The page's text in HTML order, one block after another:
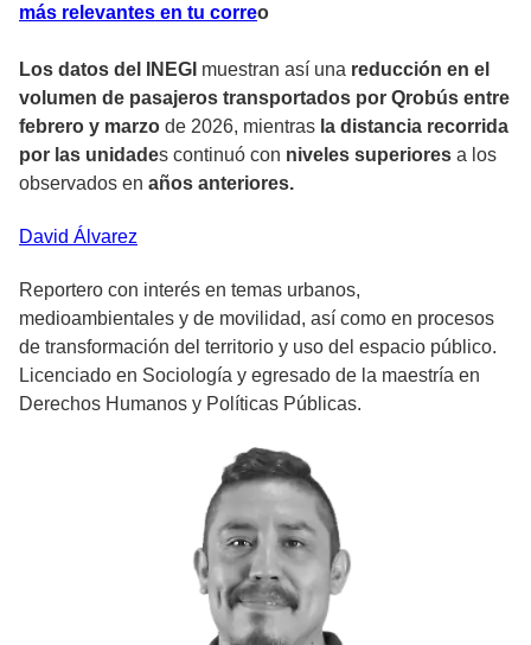
más relevantes en tu correo
Los datos del INEGI muestran así una reducción en el
volumen de pasajeros transportados por Qrobús entre
febrero y marzo de 2026, mientras la distancia recorrida
por las unidades continuó con niveles superiores a los
observados en años anteriores.
David Álvarez
Reportero con interés en temas urbanos,
medioambientales y de movilidad, así como en procesos
de transformación del territorio y uso del espacio público.
Licenciado en Sociología y egresado de la maestría en
Derechos Humanos y Políticas Públicas.